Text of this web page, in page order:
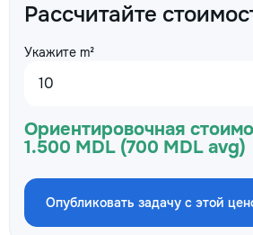
Рассчитайте
Укажите m²
Ориентировочная
1.500 MDL (700 MDL avg)
Опубликовать задачу с этой